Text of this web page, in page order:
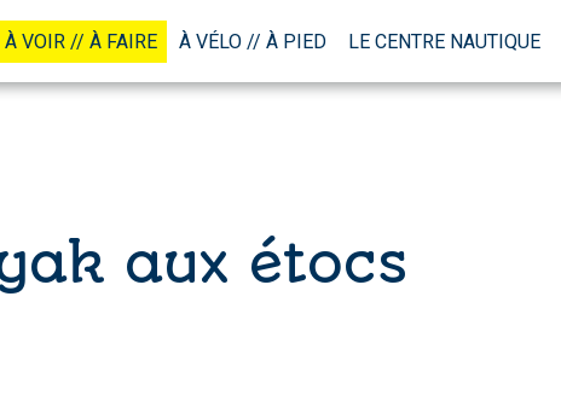
À VOIR // À FAIRE À VÉLO // À PIED LE CENTRE NAUTIQUE
LE CAMPING
aux étocs